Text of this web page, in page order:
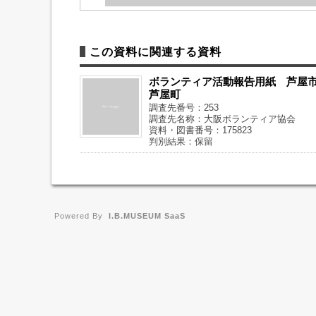
この資料に関連する資料
ボランティア活動報告用紙 芦屋
芦屋町
調査先番号：253
調査先名称：大阪ボランティア協会
資料・図書番号：175823
判別結果：保留
Powered By I.B.MUSEUM SaaS